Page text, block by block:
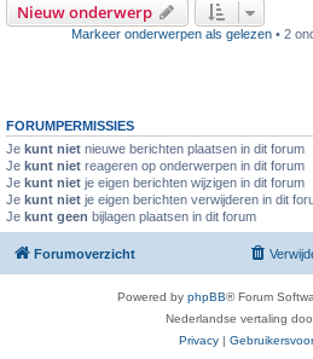
Nieuw onderwerp
Markeer onderwerpen als gelezen• 2
FORUMPERMISSIES
Je kunt niet nieuwe berichten plaatsen in dit forum
Je kunt niet reageren op onderwerpen in dit forum
Je kunt niet je eigen berichten wijzigen in dit forum
Je kunt niet je eigen berichten verwijderen in dit
Je kunt geen bijlagen plaatsen in dit forum
Forumoverzicht
Powered by phpBB® Forum
Nederlandse vertaling
Privacy |